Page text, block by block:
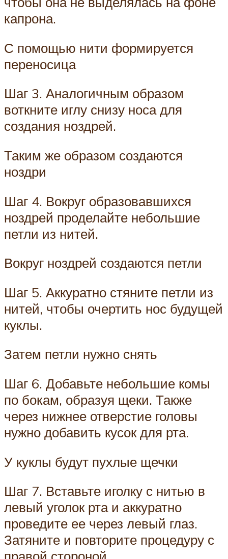
капрона.
С помощью нити формируется
переносица
Шаг 3. Аналогичным образом
воткните иглу снизу носа для
создания ноздрей.
Таким же образом создаются
ноздри
Шаг 4. Вокруг образовавшихся
ноздрей проделайте небольшие
петли из нитей.
Вокруг ноздрей создаются петли
Шаг 5. Аккуратно стяните петли из
нитей, чтобы очертить нос будущей
куклы.
Затем петли нужно снять
Шаг 6. Добавьте небольшие комы
по бокам, образуя щеки. Также
через нижнее отверстие головы
нужно добавить кусок для рта.
У куклы будут пухлые щечки
Шаг 7. Вставьте иголку с нитью в
левый уголок рта и аккуратно
проведите ее через левый глаз.
Затяните и повторите процедуру с